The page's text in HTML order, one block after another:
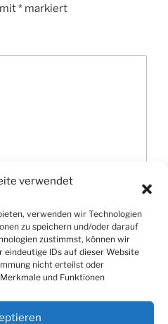
verwendet
verwenden wir Technologien
zu speichern und/oder darauf
zustimmst, können wir
IDs auf dieser Website
nicht erteilst oder
und Funktionen
* markiert